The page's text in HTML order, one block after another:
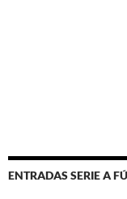
ENTRADAS SERIE A